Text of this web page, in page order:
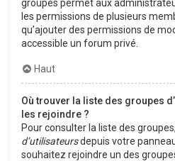
groupes permet aux
les permissions de plusieurs
qu’ajouter des permissions de
accessible un forum privé.
Haut
Où trouver la liste des groupes
les rejoindre ?
Pour consulter la liste des
d’utilisateursdepuis votre
souhaitez rejoindre un des